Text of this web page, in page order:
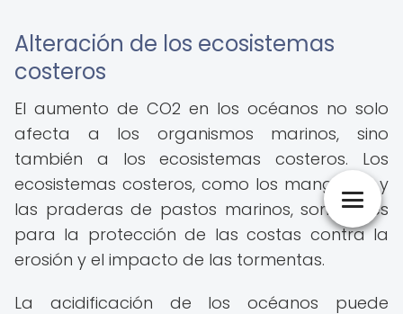
Alteración de los ecosistemas
costeros
El aumento de CO2 en los océanos no solo
afecta a los organismos marinos, sino
también a los ecosistemas costeros. Los
ecosistemas costeros, como los manglares y
las praderas de pastos marinos, son vitales
para la protección de las costas contra la
erosión y el impacto de las tormentas.
La acidificación de los océanos puede